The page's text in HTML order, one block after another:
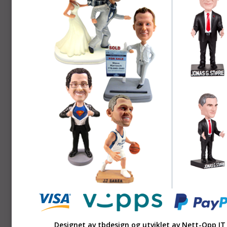
Designet av tbdesign og utviklet av Nett-Opp IT